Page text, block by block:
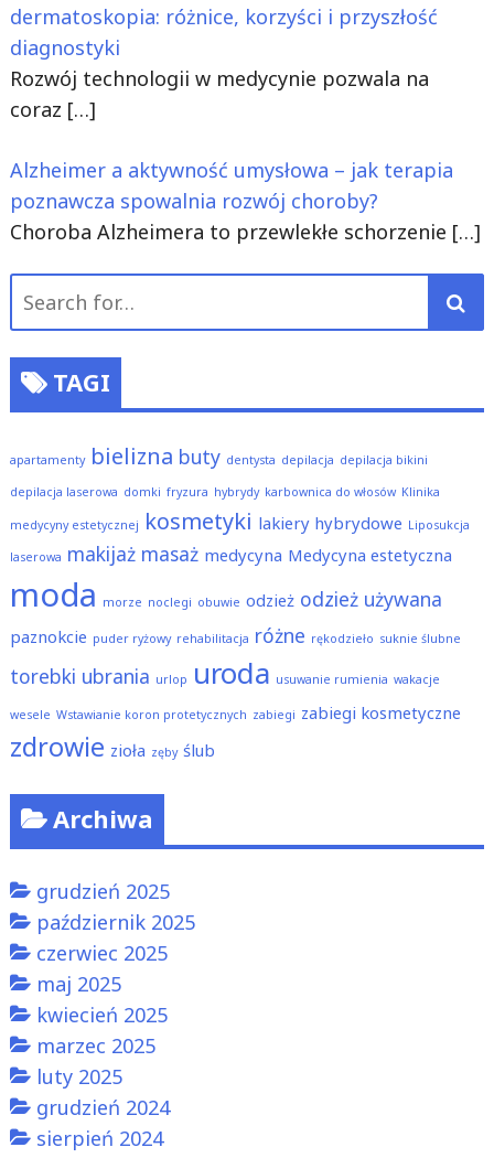
dermatoskopia: różnice, korzyści i przyszłość
diagnostyki
Rozwój technologii w medycynie pozwala na
coraz […]
Alzheimer a aktywność umysłowa – jak terapia
poznawcza spowalnia rozwój choroby?
Choroba Alzheimera to przewlekłe schorzenie […]
for:
TAGI
apartamenty bielizna buty dentysta depilacja depilacja bikini
depilacja laserowa domki fryzura hybrydy karbownica do włosów Klinika
medycyny estetycznej kosmetyki lakiery hybrydowe Liposukcja
laserowa makijaż masaż medycyna Medycyna estetyczna
moda morze noclegi obuwie odzież odzież używana
paznokcie puder ryżowy rehabilitacja różne rękodzieło suknie ślubne
torebki ubrania urlop uroda usuwanie rumienia wakacje
wesele Wstawianie koron protetycznych zabiegi zabiegi kosmetyczne
zdrowie zioła zęby ślub
Archiwa
grudzień 2025
październik 2025
czerwiec 2025
maj 2025
kwiecień 2025
marzec 2025
luty 2025
grudzień 2024
sierpień 2024